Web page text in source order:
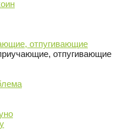
отпугивающие
отпугивающие